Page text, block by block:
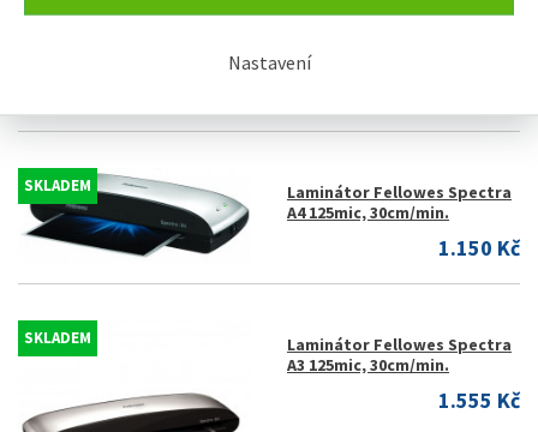
Nastavení
SKLADEM
studenou laminaci
SKLADEM
Laminátor Fellowes Spectra
A4 125mic, 30cm/min.
1.150 Kč
SKLADEM
Laminátor Fellowes Spectra
A3 125mic, 30cm/min.
1.555 Kč